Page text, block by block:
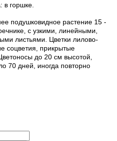
: в горшке.
подушковидное растение 15 -
с узкими, линейными,
листьями. Цветки лилово-
соцветия, прикрытые
до 20 см высотой,
70 дней, иногда повторно